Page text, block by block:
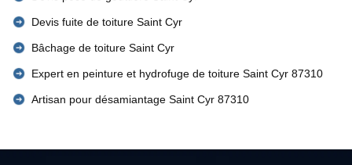
Devis fuite de toiture Saint Cyr
Bâchage de toiture Saint Cyr
Expert en peinture et hydrofuge de toiture Saint Cyr 87310
Artisan pour désamiantage Saint Cyr 87310